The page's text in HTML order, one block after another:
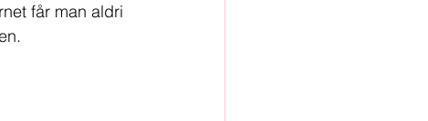
får man aldri